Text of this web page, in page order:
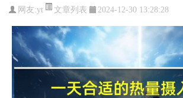
网友:yt 文章列表 2024-12-30 13:28:28